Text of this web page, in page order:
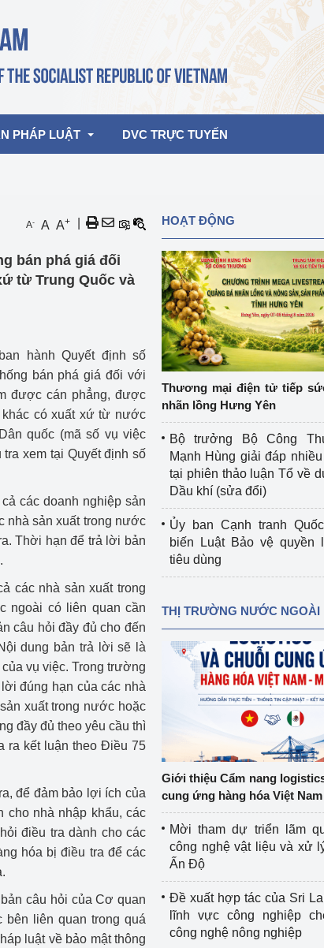
động của Lãnh đạo Bộ
cáo báo chí
báo
Thủy sản
kiểm định kỹ thuật an toàn lao
thuộc thẩm quyền quản lý của
Công Thương
được cấp GCN đăng ký, hoạt
kiểm định thiết bị, dụng cụ điện
việc ở môi trường không có nguy
khí, bụi nổ
sản xuất, sửa chữa chai chứa
vụ kiểm định kỹ thuật an toàn
và
quả năng lượng
mới sáng
bảo vệ môi trường
ảnh bảo vệ môi trường
bản về môi trường
báo giúp bạn
của Đảng
vực miền Bắc
PHÁP LUẬT
nhất
DVC TRỰC TUYẾN
A- A A+
bán phá giá đối
từ Trung Quốc và
hành Quyết định số
bán phá giá đối với
được cán phẳng, được
khác có xuất xứ từ nước
quốc (mã số vụ việc
xem tại Quyết định số
các doanh nghiệp sản
nhà sản xuất trong nước
Thời hạn để trả lời bản
các nhà sản xuất trong
ngoài có liên quan cần
câu hỏi đầy đủ cho đến
dung bản trả lời sẽ là
vụ việc. Trong trường
đúng hạn của các nhà
xuất trong nước hoặc
đầy đủ theo yêu cầu thì
ra kết luận theo Điều 75
để đảm bảo lợi ích của
cho nhà nhập khẩu, các
điều tra dành cho các
hóa bị điều tra để các
câu hỏi của Cơ quan
bên liên quan trong quá
luật về bảo mật thông
HOẠT ĐỘNG
Thương mại điện tử tiếp
nhãn lồng Hưng Yên
Bộ trưởng Bộ Công
Mạnh Hùng giải đáp
tại phiên thảo luận Tổ về
Dầu khí (sửa đổi)
Ủy ban Cạnh tranh
biến Luật Bảo vệ quyền
tiêu dùng
THỊ TRƯỜNG NƯỚC NGOÀI
Giới thiệu Cẩm nang
cung ứng hàng hóa Việt
Mời tham dự triển lãm
công nghệ vật liệu và xử
Ấn Độ
Đề xuất hợp tác của Sri
lĩnh vực công nghiệp
công nghệ nông nghiệp